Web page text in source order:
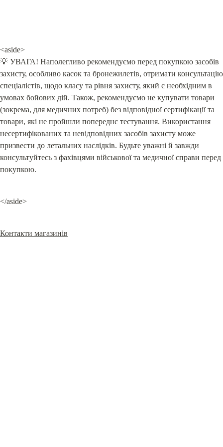
<aside>
💡 УВАГА! Наполегливо рекомендуємо перед покупкою засобів
захисту, особливо касок та бронежилетів, отримати консультацію
спеціалістів, щодо класу та рівня захисту, який є необхідним в
умовах бойових дій. Також, рекомендуємо не купувати товари
(зокрема, для медичних потреб) без відповідної сертифікації та
товари, які не пройшли попереднє тестування. Використання
несертифікованих та невідповідних засобів захисту може
призвести до летальних наслідків. Будьте уважні й завжди
консультуйтесь з фахівцями військової та медичної справи перед
покупкою.
</aside>
Контакти магазинів